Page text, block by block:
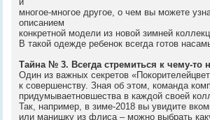
многое-многое другое, о чем вы можете
описанием
конкретной модели из новой зимней
В такой одежде ребенок всегда готов
Тайна № 3. Всегда стремиться к чему-то
Один из важных секретов
к совершенству. Зная об этом, команда
придумываетновшества в каждой своей
Так, например, в зиме-2018 вы увидите
или манишку из флиса – можно выбрать